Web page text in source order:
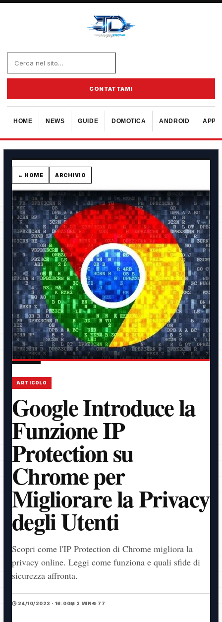
CONTATTAMI
HOME NEWS GUIDE DOMOTICA ANDROID
← HOME ARCHIVIO
ARTICOLO
Google Introduce la
Funzione IP
Protection su
Chrome per
Migliorare la Privacy
degli Utenti
Scopri come l'IP Protection di Chrome migliora la
privacy online. Leggi come funziona e quali sfide di
sicurezza affronta.
🕒 24/10/2023 · 16:00📖 3 MIN👁️ 77